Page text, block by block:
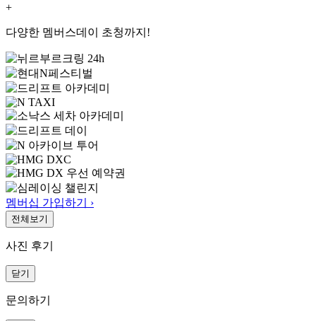
+
다양한 멤버스데이 초청까지!
멤버십 가입하기 ›
전체보기
사진 후기
닫기
문의하기